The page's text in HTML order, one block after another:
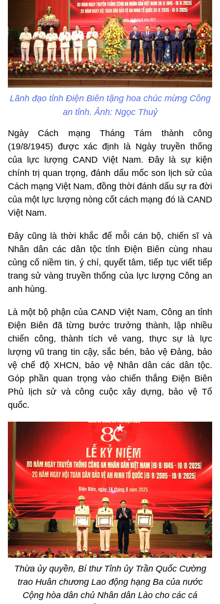
Lãnh đạo tỉnh Điện Biên tặng hoa chúc mừng Công
an tỉnh. Ảnh: Ngọc Thuỷ
Ngày Cách mạng Tháng Tám thành công
(19/8/1945) được xác định là Ngày truyền thống
của lực lượng CAND Việt Nam. Đây là sự kiện
chính trị quan trọng, đánh dấu mốc son lịch sử của
Cách mạng Việt Nam, đồng thời đánh dấu sự ra đời
của một lực lượng nòng cốt cách mạng đó là CAND
Việt Nam.
Đây cũng là thời khắc để mỗi cán bộ, chiến sĩ và
Nhân dân các dân tộc tỉnh Điện Biên cùng nhau
củng cố niềm tin, ý chí, quyết tâm, tiếp tục viết tiếp
trang sử vàng truyền thống của lực lượng Công an
anh hùng.
Là một bộ phận của CAND Việt Nam, Công an tỉnh
Điện Biên đã từng bước trưởng thành, lập nhiều
chiến công, thành tích vẻ vang, thực sự là lực
lượng vũ trang tin cậy, sắc bén, bảo vệ Đảng, bảo
vệ chế độ XHCN, bảo vệ Nhân dân các dân tộc.
Góp phần quan trọng vào chiến thắng Điện Biên
Phủ lịch sử và công cuộc xây dựng, bảo vệ Tổ
quốc.
Thừa ủy quyền, Bí thư Tỉnh ủy Trần Quốc Cường
trao Huân chương Lao động hạng Ba của nước
Cộng hòa dân chủ Nhân dân Lào cho các cá